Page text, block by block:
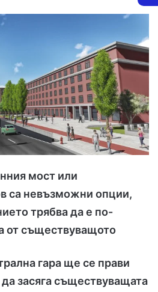
мост или
са невъзможни опции,
трябва да е по-
от съществуващото
гара ще се прави
засяга съществуващата